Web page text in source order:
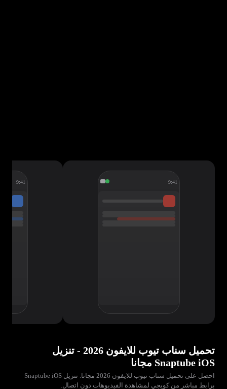
9:41
9:41
تحميل سناب تيوب للايفون 2026 - تنزيل
Snaptube iOS مجانا
احصل على تحميل سناب تيوب للايفون 2026 مجانا. تنزيل Snaptube iOS
برابط مباشر من كويجي لمشاهدة الفيديوهات دون اتصال.